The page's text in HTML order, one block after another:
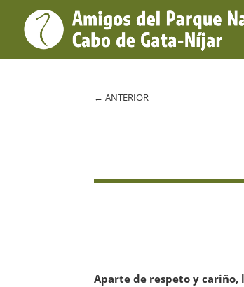
←ANTERIOR
​Aparte de respeto y cariño,